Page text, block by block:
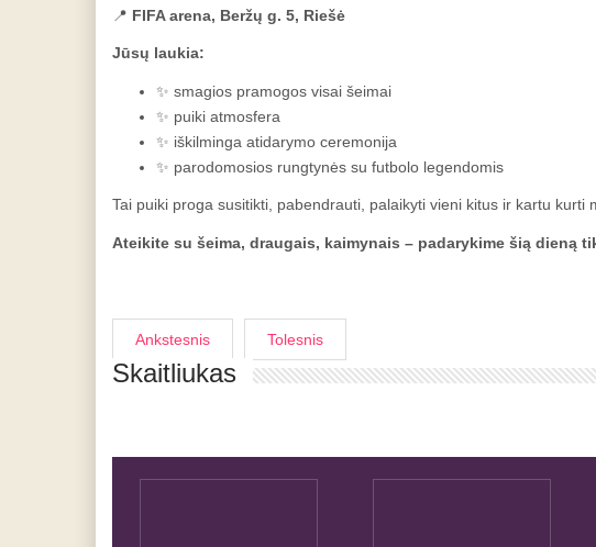
📍 FIFA arena, Beržų g. 5, Riešė
Jūsų laukia:
✨ smagios pramogos visai šeimai
✨ puiki atmosfera
✨ iškilminga atidarymo ceremonija
✨ parodomosios rungtynės su futbolo legendomis
Tai puiki proga susitikti, pabendrauti, palaikyti vieni kitus ir kartu kurti
Ateikite su šeima, draugais, kaimynais – padarykime šią dieną
Ankstesnis Tolesnis
Skaitliukas